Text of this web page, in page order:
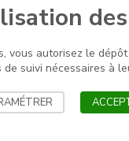
vous autorisez le
suivi nécessaires à